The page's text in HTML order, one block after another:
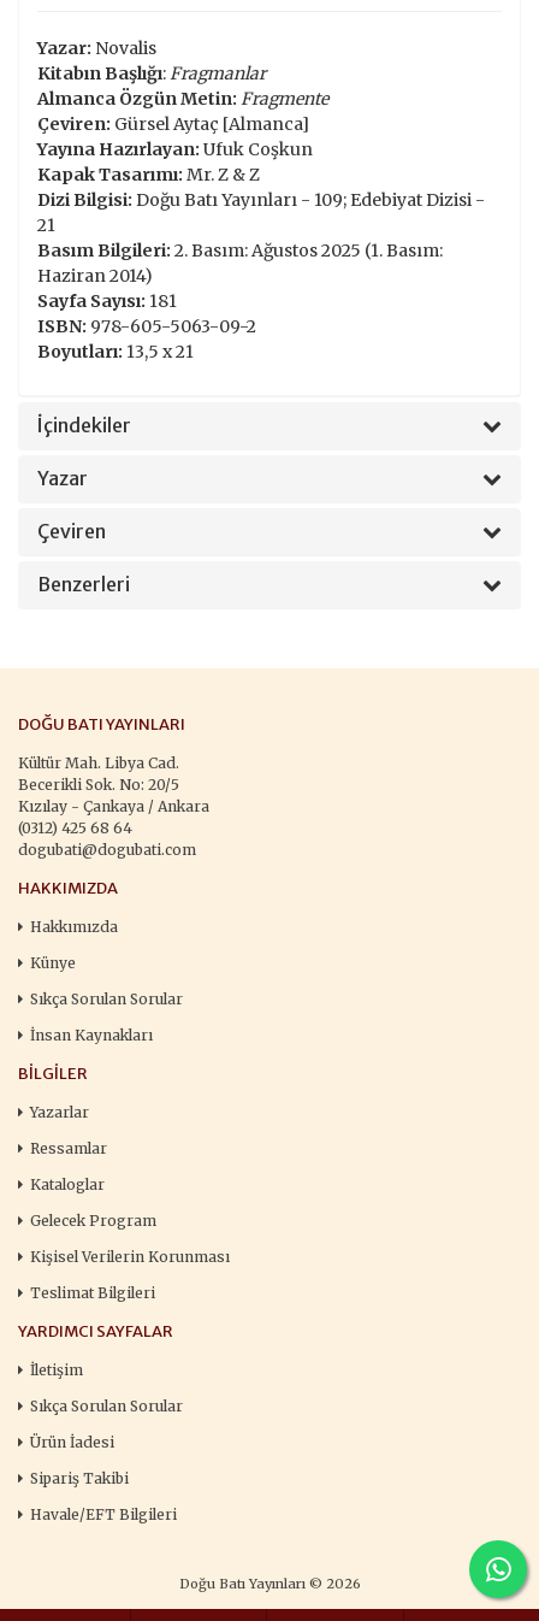
Yazar: Novalis
Kitabın Başlığı:Fragmanlar
Almanca Özgün Metin: Fragmente
Çeviren: Gürsel Aytaç [Almanca]
Yayına Hazırlayan: Ufuk Coşkun
Kapak Tasarımı: Mr. Z & Z
Dizi Bilgisi: Doğu Batı Yayınları - 109; Edebiyat Dizisi -
21
Basım Bilgileri: 2. Basım: Ağustos 2025 (1. Basım:
Haziran 2014)
Sayfa Sayısı: 181
ISBN: 978-605-5063-09-2
Boyutları: 13,5 x 21
İçindekiler
Yazar
Çeviren
Benzerleri
DOĞU BATI YAYINLARI
Kültür Mah. Libya Cad.
Becerikli Sok. No: 20/5
Kızılay - Çankaya / Ankara
(0312) 425 68 64
dogubati@dogubati.com
HAKKIMIZDA
Hakkımızda
Künye
Sıkça Sorulan Sorular
İnsan Kaynakları
BILGILER
Yazarlar
Ressamlar
Kataloglar
Gelecek Program
Kişisel Verilerin Korunması
Teslimat Bilgileri
YARDIMCI SAYFALAR
İletişim
Sıkça Sorulan Sorular
Ürün İadesi
Sipariş Takibi
Havale/EFT Bilgileri
Doğu Batı Yayınları © 2026